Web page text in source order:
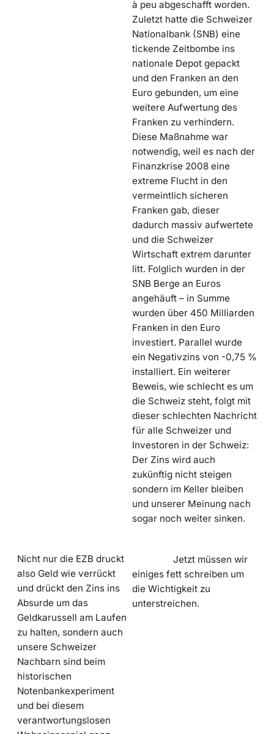
à peu abgeschafft worden.
Zuletzt hatte die Schweizer
Nationalbank (SNB) eine
tickende Zeitbombe ins
nationale Depot gepackt
und den Franken an den
Euro gebunden, um eine
weitere Aufwertung des
Franken zu verhindern.
Diese Maßnahme war
notwendig, weil es nach der
Finanzkrise 2008 eine
extreme Flucht in den
vermeintlich sicheren
Franken gab, dieser
dadurch massiv aufwertete
und die Schweizer
Wirtschaft extrem darunter
litt. Folglich wurden in der
SNB Berge an Euros
angehäuft – in Summe
wurden über 450 Milliarden
Franken in den Euro
investiert. Parallel wurde
ein Negativzins von -0,75 %
installiert. Ein weiterer
Beweis, wie schlecht es um
die Schweiz steht, folgt mit
dieser schlechten Nachricht
für alle Schweizer und
Investoren in der Schweiz:
Der Zins wird auch
zukünftig nicht steigen
sondern im Keller bleiben
und unserer Meinung nach
sogar noch weiter sinken.
Nicht nur die EZB druckt
also Geld wie verrückt
und drückt den Zins ins
Absurde um das
Geldkarussell am Laufen
zu halten, sondern auch
unsere Schweizer
Nachbarn sind beim
historischen
Notenbankexperiment
und bei diesem
verantwortungslosen
Jetzt müssen wir
einiges fett schreiben um
die Wichtigkeit zu
unterstreichen.